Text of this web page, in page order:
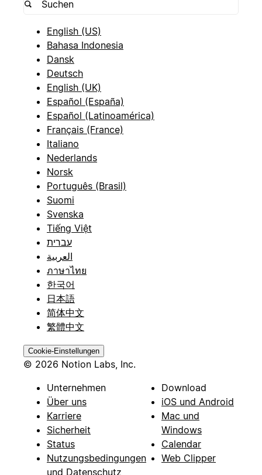
English (US)
Bahasa Indonesia
Dansk
Deutsch
English (UK)
Español (España)
Español (Latinoamérica)
Français (France)
Italiano
Nederlands
Norsk
Português (Brasil)
Suomi
Svenska
Tiếng Việt
עברית
العربية
ภาษาไทย
한국어
日本語
简体中文
繁體中文
Cookie-Einstellungen
© 2026 Notion Labs, Inc.
Unternehmen
Über uns
Karriere
Sicherheit
Status
Nutzungsbedingungen
und Datenschutz
Download
iOS und Android
Mac und
Windows
Calendar
Web Clipper